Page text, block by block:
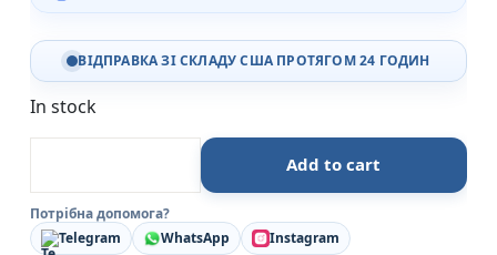
ВІДПРАВКА ЗІ СКЛАДУ США ПРОТЯГОМ 24 ГОДИН
In stock
Крім Охріма - Павло Вольвач - Видавництво
Add to cart
Потрібна допомога?
Telegram
WhatsApp Instagram